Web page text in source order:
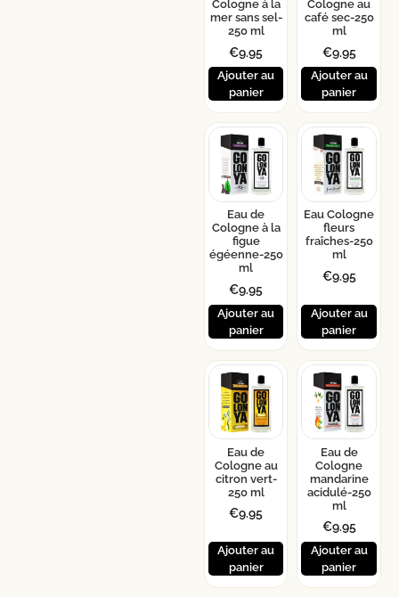
Cologne à la
mer sans sel-
250 ml
€9.95
Ajouter au
panier
Cologne au
café sec-250
ml
€9.95
Ajouter au
panier
Eau de
Cologne à la
figue
égéenne-250
ml
€9.95
Ajouter au
panier
Eau Cologne
fleurs
fraîches-250
ml
€9.95
Ajouter au
panier
Eau de
Cologne au
citron vert-
250 ml
€9.95
Ajouter au
panier
Eau de
Cologne
mandarine
acidulé-250
ml
€9.95
Ajouter au
panier